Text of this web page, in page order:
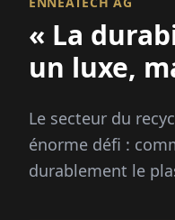
« La
un luxe,
Le secteur du
énorme défi :
durablement le